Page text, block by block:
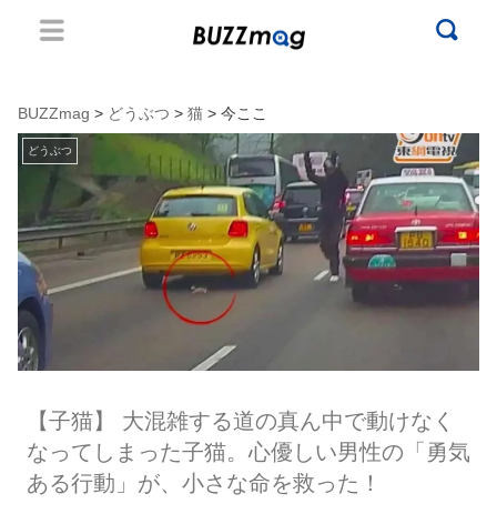
BUZZmag > どうぶつ > 猫 > 今ここ
どうぶつ
【子猫】 大混雑する道の真ん中で動けなく
なってしまった子猫。心優しい男性の「勇気
ある行動」が、小さな命を救った！